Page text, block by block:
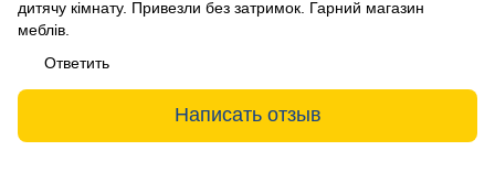
дитячу кімнату. Привезли без затримок. Гарний магазин
меблів.
Ответить
Написать отзыв